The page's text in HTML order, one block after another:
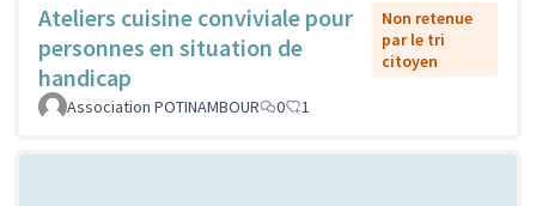
Ateliers cuisine conviviale pour
personnes en situation de
handicap
Non retenue
par le tri
citoyen
Association POTINAMBOUR 0 1